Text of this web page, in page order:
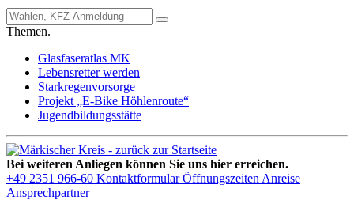
Themen.
Glasfaseratlas MK
Lebensretter werden
Starkregenvorsorge
Projekt „E-Bike Höhlenroute“
Jugendbildungsstätte
Bei weiteren Anliegen können Sie uns hier erreichen.
+49 2351 966-60 Kontaktformular Öffnungszeiten Anreise
Ansprechpartner